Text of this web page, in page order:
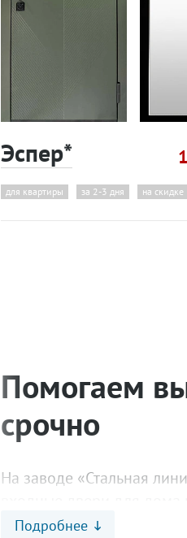
Эспер*
для квартиры за 2-3 дня на скидке
Помогаем
срочно
На заводе «Стальная
ждать.
Подробнее